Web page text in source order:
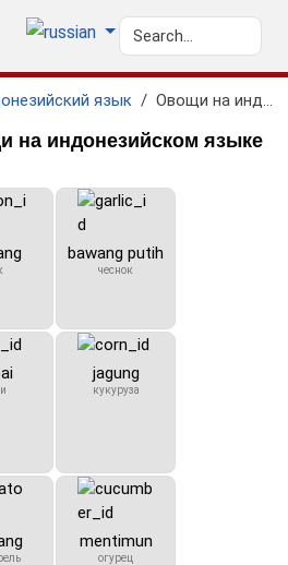
язык Овощи на индонезийском языке
на индонезийском языке
bawang putih
чеснок
jagung
кукуруза
mentimun
огурец